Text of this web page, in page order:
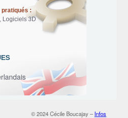
:
Logiciels 3D
© 2024 Cécile Boucajay – Infos